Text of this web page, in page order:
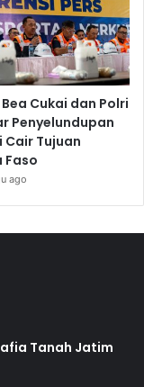
Cukai dan Polri
Penyelundupan
Cair Tujuan
Faso
ago
Tanah Jatim